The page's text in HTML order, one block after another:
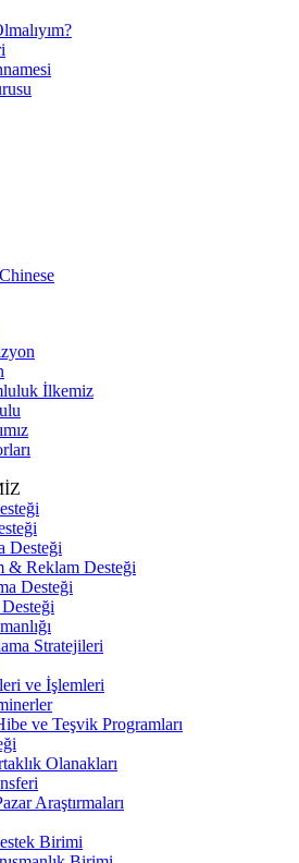
Chinese
İlkemiz
Desteği
& Reklam Desteği
Desteği
Stratejileri
ve İşlemleri
ve Teşvik Programları
Olanakları
Araştırmaları
Birimi